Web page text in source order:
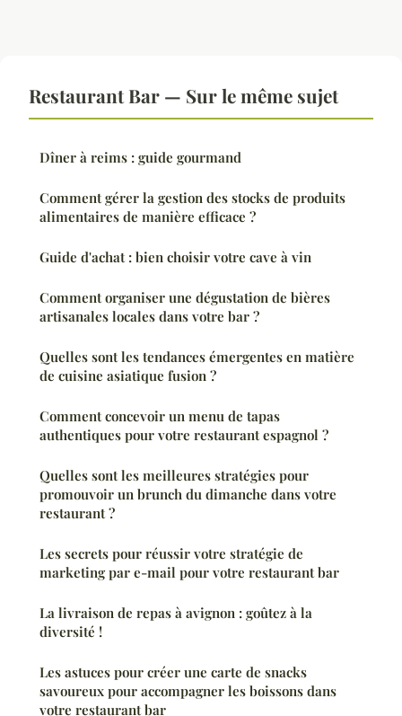
Restaurant Bar — Sur le même sujet
Dîner à reims : guide gourmand
Comment gérer la gestion des stocks de produits
alimentaires de manière efficace ?
Guide d'achat : bien choisir votre cave à vin
Comment organiser une dégustation de bières
artisanales locales dans votre bar ?
Quelles sont les tendances émergentes en matière
de cuisine asiatique fusion ?
Comment concevoir un menu de tapas
authentiques pour votre restaurant espagnol ?
Quelles sont les meilleures stratégies pour
promouvoir un brunch du dimanche dans votre
restaurant ?
Les secrets pour réussir votre stratégie de
marketing par e-mail pour votre restaurant bar
La livraison de repas à avignon : goûtez à la
diversité !
Les astuces pour créer une carte de snacks
savoureux pour accompagner les boissons dans
votre restaurant bar